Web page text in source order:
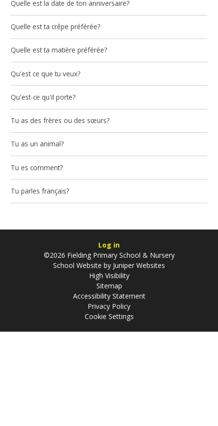
Quelle est la date de ton anniversaire?
Quelle est ta crêpe préférée?
Quelle est ta matière préférée?
Qu'est ce que tu veux?
Qu'est-ce qu'il porte?
Tu as des frères ou des sœurs?
Tu as un animal?
Tu es comment?
Tu parles français?
Log in
©2026 Fielding Primary School & Nursery
School Website by Juniper Websites
High Visibility
Sitemap
Accessibility Statement
Privacy Policy
Cookie Settings